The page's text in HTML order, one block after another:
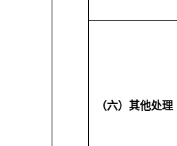
（六）其他处理